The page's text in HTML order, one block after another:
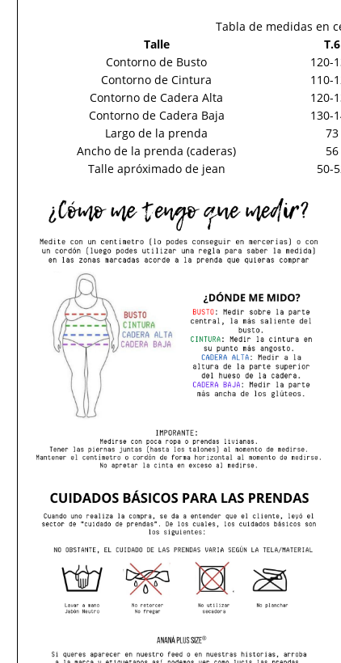
Tabla de medidas en
Talle
T.6
Contorno de Busto
120-
Contorno de Cintura
110-
Contorno de Cadera Alta
120-
Contorno de Cadera Baja
130-
Largo de la prenda
73
Ancho de la prenda (caderas)
56
Talle apróximado de jean
50-